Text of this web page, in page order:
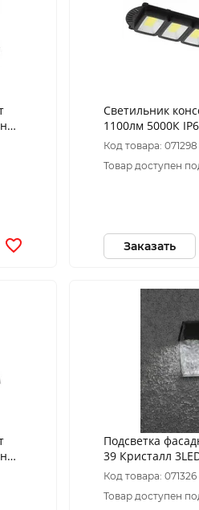
Светильник
1100лм 5000К
батарее COB с
движения ПДУ
Код товара: 071298
Товар доступен
Заказать
Подсветка
39 Кристалл
солнечная
Код товара: 071326
Товар доступен